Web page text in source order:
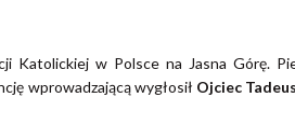
Katolickiej w Polsce na Jasna Górę.
wprowadzającą wygłosił Ojciec